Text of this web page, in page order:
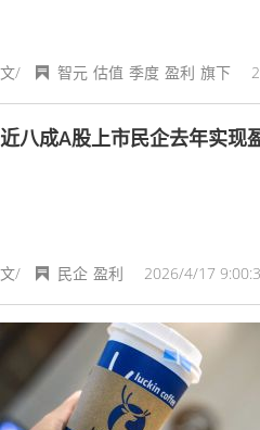
文/ 智元 估值 季度 盈利 旗下
近八成A股上市民企去年实现
文/ 2026/4/17
民企 盈利